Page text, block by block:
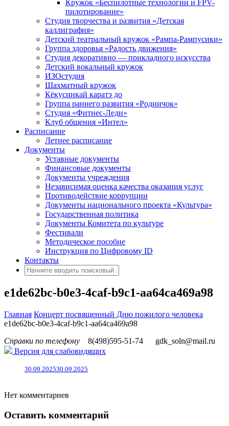
Кружок «Беспилотные технологии и FPV-
пилотирование»
Студия творчества и развития «Детская
каллиграфия»
Детский театральный кружок «Рампа-Рампусики»
Группа здоровья «Радость движения»
Студия декоративно — прикладного искусства
Детский вокальный кружок
ИЗОстудия
Шахматный кружок
Кёкусинкай каратэ до
Группа раннего развития «Родничок»
Cтудия «Фитнес-Леди»
Клуб общения «Интел»
Расписание
Летнее расписание
Документы
Уставные документы
Финансовые документы
Документы учреждения
Независимая оценка качества оказания услуг
Противодействие коррупции
Документы национального проекта «Культура»
Государственная политика
Документы Комитета по культуре
Фестивали
Методическое пособие
Инструкция по Цифровому ID
Контакты
e1de62bc-b0e3-4caf-b9c1-aa64ca469a98
Главная Концерт посвященный Дню пожилого человека
e1de62bc-b0e3-4caf-b9c1-aa64ca469a98
Справки по телефону
8(498)595-51-74
gdk_soln@mail.ru
Версия для слабовидящих
30.09.202530.09.2025
Нет комментариев
Оставить комментарий